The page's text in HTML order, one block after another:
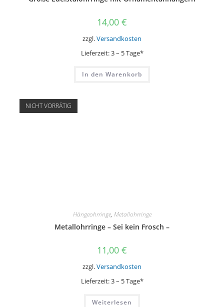
14,00 €
zzgl.Versandkosten
Lieferzeit:3 – 5 Tage*
In den Warenkorb
NICHT VORRÄTIG
Hängeohrringe, Metallohrringe
Metallohrringe – Sei kein Frosch –
11,00 €
zzgl.Versandkosten
Lieferzeit:3 – 5 Tage*
Weiterlesen